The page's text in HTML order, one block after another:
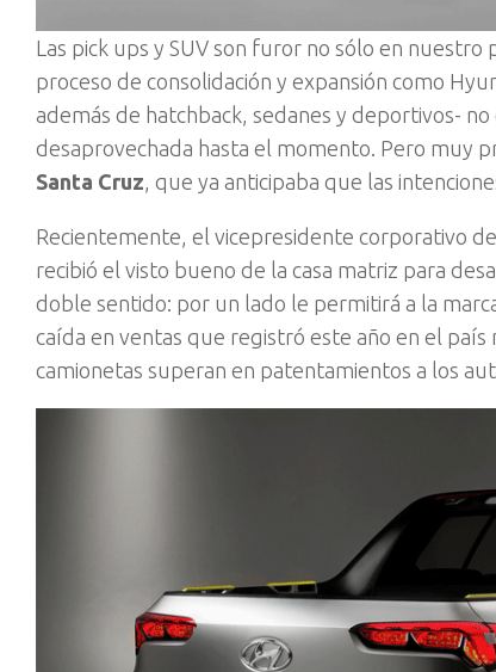
Las pick ups y SUV son furor no sólo en
proceso de consolidación y expansión como
además de hatchback, sedanes y deportivos-
desaprovechada hasta el momento. Pero muy
Santa Cruz, que ya anticipaba que las
Recientemente, el vicepresidente corporativo
recibió el visto bueno de la casa matriz para
doble sentido: por un lado le permitirá a la
caída en ventas que registró este año en el
camionetas superan en patentamientos a los